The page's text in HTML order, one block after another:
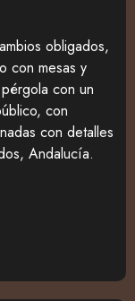
obligados,
con mesas y
con un
con
con detalles
Andalucía.